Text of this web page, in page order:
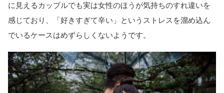
に見えるカップルでも実は女性のほうが気持ちのすれ違いを
感じており、「好きすぎて辛い」というストレスを溜め込ん
でいるケースはめずらしくないようです。